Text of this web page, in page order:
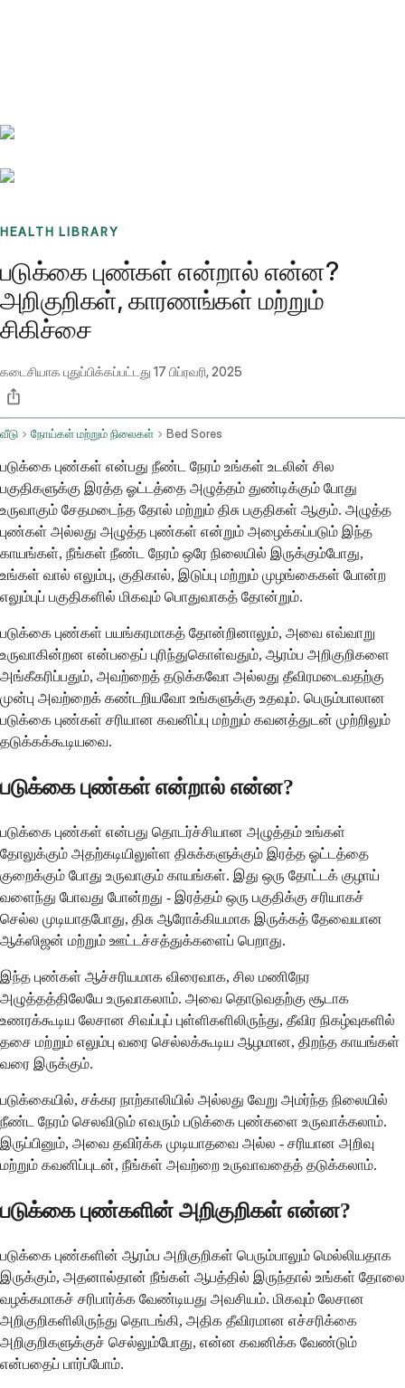
HEALTH LIBRARY
படுக்கை புண்கள் என்றால் என்ன?
அறிகுறிகள், காரணங்கள் மற்றும்
சிகிச்சை
கடைசியாக புதுப்பிக்கப்பட்டது 17 பிப்ரவரி, 2025
வீடு நோய்கள் மற்றும் நிலைகள் Bed Sores
படுக்கை புண்கள் என்பது நீண்ட நேரம் உங்கள் உடலின் சில
பகுதிகளுக்கு இரத்த ஓட்டத்தை அழுத்தம் துண்டிக்கும் போது
உருவாகும் சேதமடைந்த தோல் மற்றும் திசு பகுதிகள் ஆகும். அழுத்த
புண்கள் அல்லது அழுத்த புண்கள் என்றும் அழைக்கப்படும் இந்த
காயங்கள், நீங்கள் நீண்ட நேரம் ஒரே நிலையில் இருக்கும்போது,
உங்கள் வால் எலும்பு, குதிகால், இடுப்பு மற்றும் முழங்கைகள் போன்ற
எலும்புப் பகுதிகளில் மிகவும் பொதுவாகத் தோன்றும்.
படுக்கை புண்கள் பயங்கரமாகத் தோன்றினாலும், அவை எவ்வாறு
உருவாகின்றன என்பதைப் புரிந்துகொள்வதும், ஆரம்ப அறிகுறிகளை
அங்கீகரிப்பதும், அவற்றைத் தடுக்கவோ அல்லது தீவிரமடைவதற்கு
முன்பு அவற்றைக் கண்டறியவோ உங்களுக்கு உதவும். பெரும்பாலான
படுக்கை புண்கள் சரியான கவனிப்பு மற்றும் கவனத்துடன் முற்றிலும்
தடுக்கக்கூடியவை.
படுக்கை புண்கள் என்றால் என்ன?
படுக்கை புண்கள் என்பது தொடர்ச்சியான அழுத்தம் உங்கள்
தோலுக்கும் அதற்கடியிலுள்ள திசுக்களுக்கும் இரத்த ஓட்டத்தை
குறைக்கும் போது உருவாகும் காயங்கள். இது ஒரு தோட்டக் குழாய்
வளைந்து போவது போன்றது - இரத்தம் ஒரு பகுதிக்கு சரியாகச்
செல்ல முடியாதபோது, திசு ஆரோக்கியமாக இருக்கத் தேவையான
ஆக்ஸிஜன் மற்றும் ஊட்டச்சத்துக்களைப் பெறாது.
இந்த புண்கள் ஆச்சரியமாக விரைவாக, சில மணிநேர
அழுத்தத்திலேயே உருவாகலாம். அவை தொடுவதற்கு சூடாக
உணரக்கூடிய லேசான சிவப்புப் புள்ளிகளிலிருந்து, தீவிர நிகழ்வுகளில்
தசை மற்றும் எலும்பு வரை செல்லக்கூடிய ஆழமான, திறந்த காயங்கள்
வரை இருக்கும்.
படுக்கையில், சக்கர நாற்காலியில் அல்லது வேறு அமர்ந்த நிலையில்
நீண்ட நேரம் செலவிடும் எவரும் படுக்கை புண்களை உருவாக்கலாம்.
இருப்பினும், அவை தவிர்க்க முடியாதவை அல்ல - சரியான அறிவு
மற்றும் கவனிப்புடன், நீங்கள் அவற்றை உருவாவதைத் தடுக்கலாம்.
படுக்கை புண்களின் அறிகுறிகள் என்ன?
படுக்கை புண்களின் ஆரம்ப அறிகுறிகள் பெரும்பாலும் மெல்லியதாக
இருக்கும், அதனால்தான் நீங்கள் ஆபத்தில் இருந்தால் உங்கள் தோலை
வழக்கமாகச் சரிபார்க்க வேண்டியது அவசியம். மிகவும் லேசான
அறிகுறிகளிலிருந்து தொடங்கி, அதிக தீவிரமான எச்சரிக்கை
அறிகுறிகளுக்குச் செல்லும்போது, என்ன கவனிக்க வேண்டும்
என்பதைப் பார்ப்போம்.